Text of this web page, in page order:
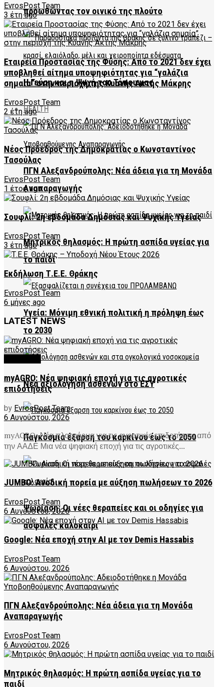
προωθώντας τον οινικό της πλούτο
Η Γεύση και η Ψυχή του Τόπου μας
HEALTH
ΠΓΝ Αλεξανδρούπολης: Νέα άδεια για τη Μονάδα
Αναπαραγωγής
Μητρικός θηλασμός: Η πρώτη ασπίδα υγείας για
το παιδί
Υγεία: Μόνιμη εθνική πολιτική η πρόληψη έως
το 2030
Νέα αξιολόγηση ασθενών στο ΕΣΥ
Παγκόσμια έξαρση του καρκίνου έως το 2050
Ψωρίαση: Οι νέες θεραπείες και οι οδηγίες για
ασφαλές καλοκαίρι
EvrosPost Team
3 έτη ago
Εταιρεία Προστασίας της Φύσης: Από το 2021 δεν έχει
υποβληθεί αίτημα υποψηφιότητας για “γαλάζια
σημαία” στην περιοχή της Κυανής Ακτής Μάκρης
EvrosPost Team
2 έτη ago
Νέος Πρόεδρος της Δημοκρατίας ο Κωνσταντίνος
Τασούλας
EvrosPost Team
1 έτος ago
Σουφλί: 2η εβδομάδα Δημόσιας και Ψυχικής Υγείας
EvrosPost Team
3 έτη ago
Εκδήλωση Τ.Ε.Ε. Θράκης
EvrosPost Team
6 μήνες ago
LATEST NEWS
myAGRO: Νέα ψηφιακή εποχή για τις αγροτικές
επιδοτήσεις
by EvrosPost Team
6 Αυγούστου, 2026
myAGRO: Νέα πλατφόρμα για τις αγροτικές επιδοτήσεις από
την ΑΑΔΕ Μια νέα ψηφιακή εποχή για τις αγροτικές...
JUMBO: Ανοδική πορεία με αύξηση πωλήσεων το 2026
EvrosPost Team
6 Αυγούστου, 2026
Google: Νέα εποχή στην AI με τον Demis Hassabis
EvrosPost Team
6 Αυγούστου, 2026
ΠΓΝ Αλεξανδρούπολης: Νέα άδεια για τη Μονάδα
Αναπαραγωγής
EvrosPost Team
6 Αυγούστου, 2026
Μητρικός θηλασμός: Η πρώτη ασπίδα υγείας για το
παιδί